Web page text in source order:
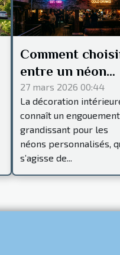
Comment
entre un néon
texte et un néon
logo pour votre
décoration ?
27 mars 2026 00:44
La décoration
connaît un engouement
grandissant pour les
néons personnalisés,
s’agisse de...